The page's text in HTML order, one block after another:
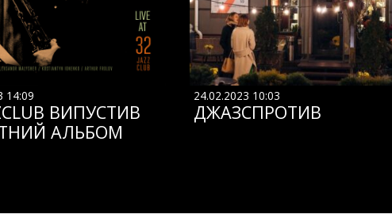
14:09
ВИПУСТИВ
АЛЬБОМ
24.02.2023 10:03
ДЖАЗСПРОТИВ